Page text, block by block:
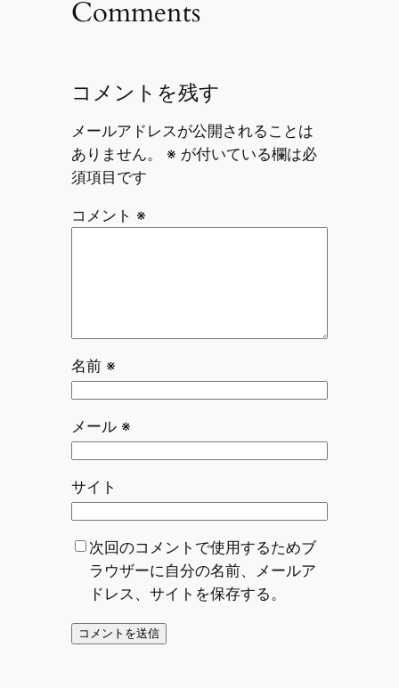
Comments
コメントを残す
メールアドレスが公開されることは
ありません。
※ が付いている欄は必
須項目です
コメント ※
名前 ※
メール ※
サイト
次回のコメントで使用するためブ
ラウザーに自分の名前、メールア
ドレス、サイトを保存する。